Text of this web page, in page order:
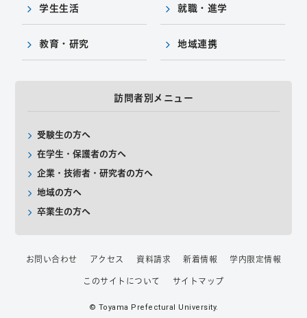
学生生活 就職・進学
教育・研究 地域連携
訪問者別メニュー
受験生の方へ
在学生・保護者の方へ
企業・技術者・研究者の方へ
地域の方へ
卒業生の方へ
お問い合わせ アクセス 資料請求 新着情報 学内限定情報
このサイトについて サイトマップ
© Toyama Prefectural University.